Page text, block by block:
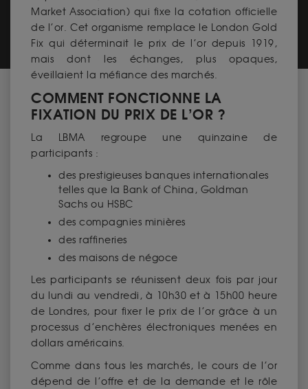
Market Association) qui fixe la cotation officielle
de l’or. Cet organisme remplace le London Gold
Fix qui déterminait le prix de l’or depuis 1919,
mais dont les échanges, plus opaques,
éveillaient la méfiance des marchés.
COMMENT FONCTIONNE LA
FIXATION DU PRIX DE L’OR ?
La LBMA regroupe une quinzaine de
participants :
des prestigieuses banques internationales
telles que la Bank of China, Goldman
Sachs ou HSBC
des compagnies minières
des raffineries
des maisons de négoce
Les participants se réunissent deux fois par jour
du lundi au vendredi, à 10h30 et à 15h00 heure
de Londres, pour fixer le prix de l’or grâce à un
processus d’enchères électroniques menées en
dollars américains.
Comme dans tous les marchés, le cours de l’or
dépend de l’offre et de la demande et le rôle